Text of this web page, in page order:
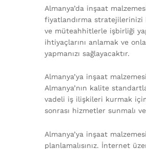
Almanya’da inşaat
fiyatlandırma
ve müteahhitlerle işbirliği
ihtiyaçlarını anlamak ve
yapmanızı sağlayacaktır.
Almanya’ya inşaat
Almanya’nın kalite
vadeli iş ilişkileri kurmak
sonrası hizmetler sunmalı
Almanya’ya inşaat
planlamalısınız. İnternet